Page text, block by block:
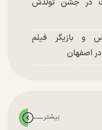
در جشن تولدش
و بازیگر فیلم
در اصفهان